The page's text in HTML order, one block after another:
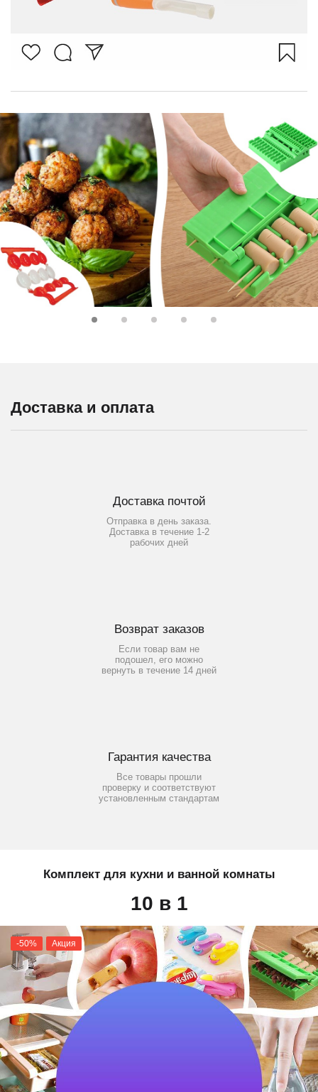
Доставка и оплата
Доставка почтой
Отправка в день заказа.
Доставка в течение 1-2
рабочих дней
Возврат заказов
Если товар вам не
подошел, его можно
вернуть в течение 14 дней
Гарантия качества
Все товары прошли
проверку и соответствуют
установленным стандартам
Комплект для кухни и ванной комнаты
10 в 1
-50% Акция